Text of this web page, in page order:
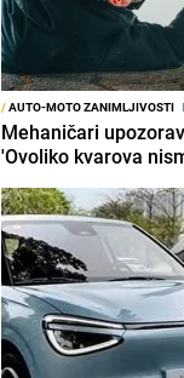
/AUTO-MOTO ZANIMLJIVOSTI I
Mehaničari
'Ovoliko kvarova